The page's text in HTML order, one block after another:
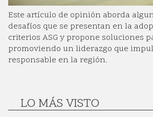
Este artículo de opinión aborda
desafíos que se presentan en la
criterios ASG y propone soluciones
promoviendo un liderazgo que
responsable en la región.
LO MÁS VISTO